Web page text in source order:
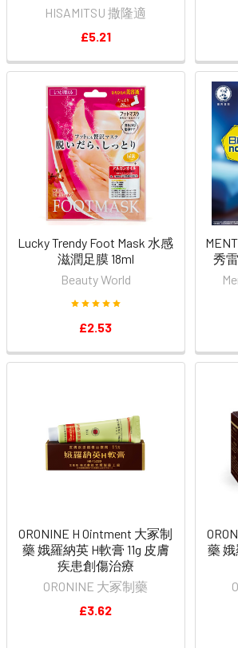
HISAMITSU 撒隆適
£5.21
Lucky Trendy Foot Mask 水感
滋潤足膜 18ml
Beauty World
£2.53
秀
ORONINE H Ointment 大冢制
藥 娥羅納英 H軟膏 11g 皮膚
疾患創傷治療
ORONINE 大冢制藥
£3.62
藥